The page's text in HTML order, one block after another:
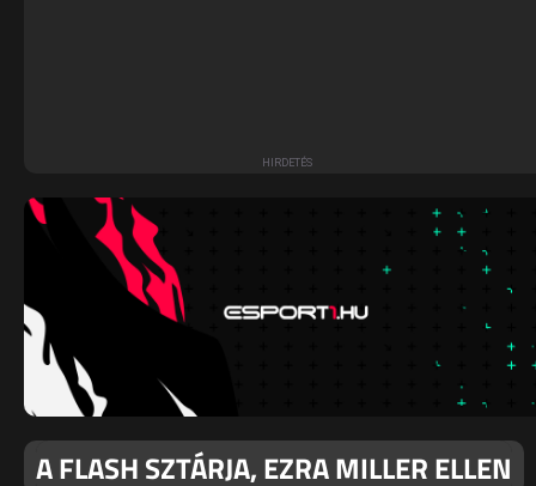
A FLASH SZTÁRJA, EZRA MILLER ELLEN